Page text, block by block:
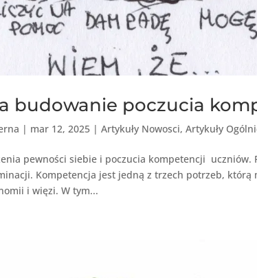
budowanie poczucia
| mar 12, 2025 |Artykuły Nowosci,Artykuły
pewności siebie i poczucia kompetencji uczniów.
Kompetencja jest jedną z trzech potrzeb, którą
i więzi. W tym...